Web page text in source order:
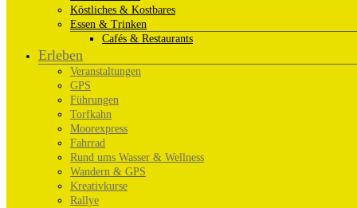
Köstliches & Kostbares
Essen & Trinken
Cafés & Restaurants
Erleben
Veranstaltungen
GPS
Führungen
Torfkahn
Moorexpress
Fahrrad
Rund ums Wasser & Wellness
Wandern & GPS
Kreativkurse
Rallye